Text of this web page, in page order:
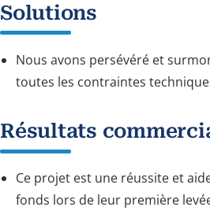
Solutions
Nous avons persévéré et
toutes les contraintes
Résultats
Ce projet est une réussite et
fonds lors de leur première